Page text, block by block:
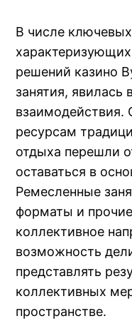
В числе
решений казино
занятия, явилась
ресурсам
отдыха перешли
оставаться в
Ремесленные
форматы и
коллективное
возможность
представлять
коллективных
пространстве.